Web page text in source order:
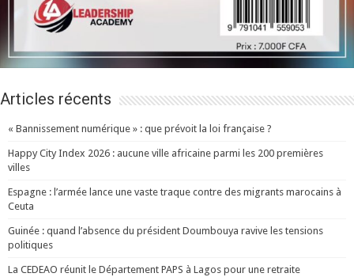
Articles récents
« Bannissement numérique » : que prévoit la loi française ?
Happy City Index 2026 : aucune ville africaine parmi les 200 premières
villes
Espagne : l’armée lance une vaste traque contre des migrants marocains à
Ceuta
Guinée : quand l’absence du président Doumbouya ravive les tensions
politiques
La CEDEAO réunit le Département PAPS à Lagos pour une retraite